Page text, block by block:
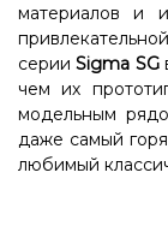
материалов и
серииSigma SG
чем их
модельным
даже самый
любимый